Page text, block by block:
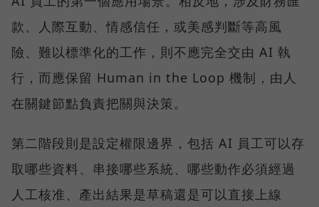
款、人際互動、情感信任，或美感判斷等高風
險、難以標準化的工作，則不應完全交由 AI 執
行，而應保留 Human in the Loop 機制，由人
在關鍵節點負責把關與決策。
第二階段則是設定權限邊界，包括 AI 員工可以存
取哪些資料、串接哪些系統、哪些動作必須經過
人工核准、產出結果是草稿還是可以直接上線